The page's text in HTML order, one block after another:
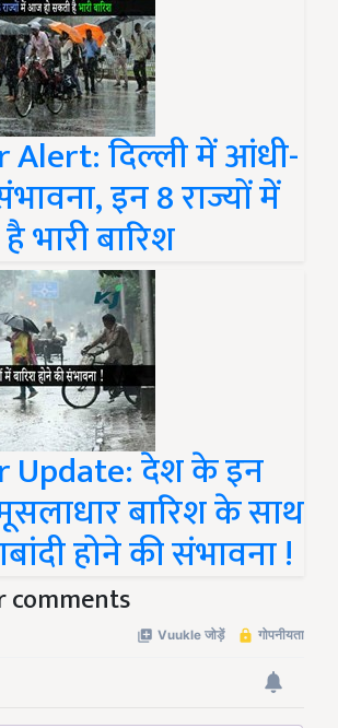
Alert: दिल्ली में आंधी-
इन 8 राज्यों में
भारी बारिश
Update: देश के इन
बारिश के साथ
होने की संभावना !
comments